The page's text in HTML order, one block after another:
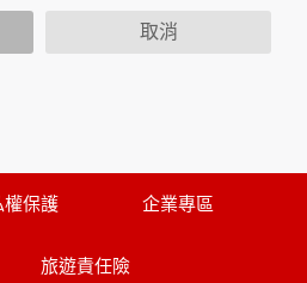
或討論區中任意公開個人資料的行
問卷調查等互動性功能時，會保留
使用的瀏覽器、瀏覽及點選資料記
取消
權保護 企業專區
旅遊責任險